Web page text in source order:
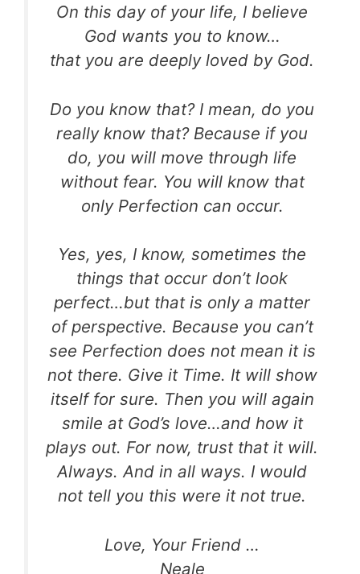
On this day of your life, I believe
God wants you to know…
that you are deeply loved by God.
Do you know that? I mean, do you
really know that? Because if you
do, you will move through life
without fear. You will know that
only Perfection can occur.
Yes, yes, I know, sometimes the
things that occur don’t look
perfect…but that is only a matter
of perspective. Because you can’t
see Perfection does not mean it is
not there. Give it Time. It will show
itself for sure. Then you will again
smile at God’s love…and how it
plays out. For now, trust that it will.
Always. And in all ways. I would
not tell you this were it not true.
Love, Your Friend …
Neale